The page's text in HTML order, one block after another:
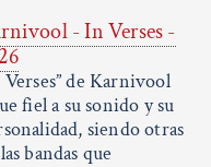
- In Verses -
Verses” de Karnivool
fiel a su sonido y su
siendo otras
bandas que